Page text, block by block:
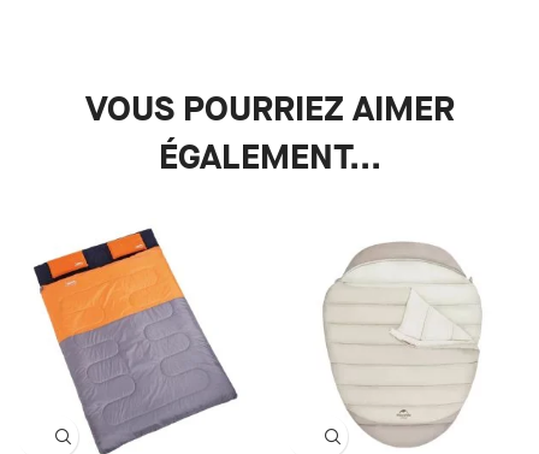
VOUS POURRIEZ AIMER
ÉGALEMENT...